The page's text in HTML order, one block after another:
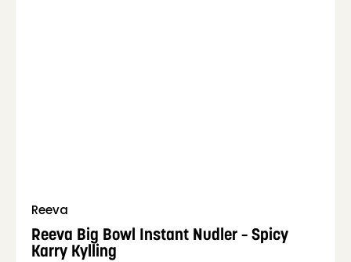
Reeva
Reeva Big Bowl Instant Nudler – Spicy
Karry Kylling